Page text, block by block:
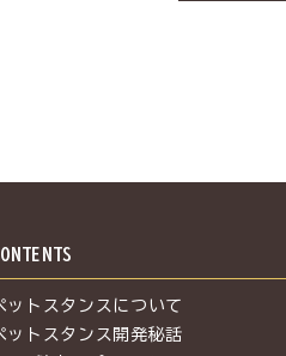
ットスタンスについて
ットスタンス開発秘話